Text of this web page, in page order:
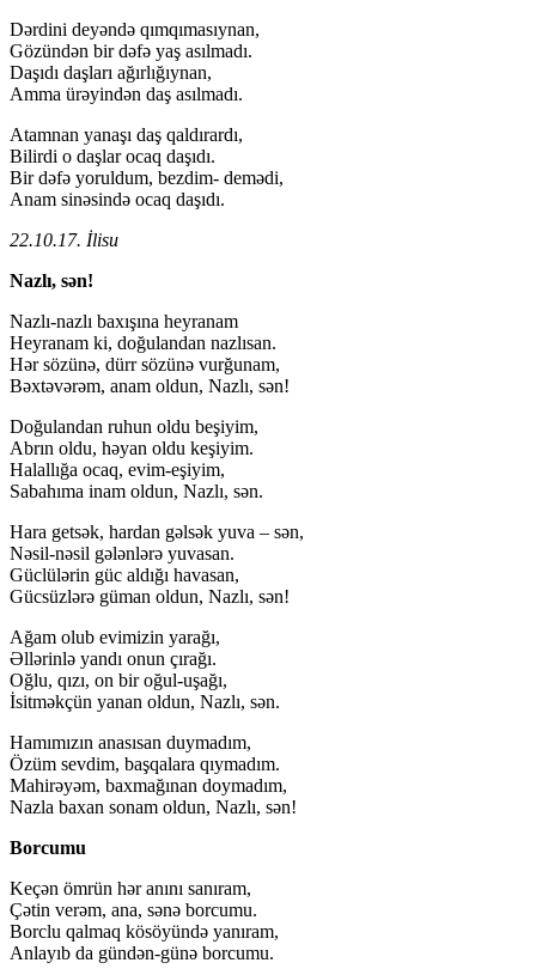
Dərdini deyəndə qımqımasıynan,
Gözündən bir dəfə yaş asılmadı.
Daşıdı daşları ağırlığıynan,
Amma ürəyindən daş asılmadı.
Atamnan yanaşı daş qaldırardı,
Bilirdi o daşlar ocaq daşıdı.
Bir dəfə yoruldum, bezdim- demədi,
Anam sinəsində ocaq daşıdı.
22.10.17. İlisu
Nazlı, sən!
Nazlı-nazlı baxışına heyranam
Heyranam ki, doğulandan nazlısan.
Hər sözünə, dürr sözünə vurğunam,
Bəxtəvərəm, anam oldun, Nazlı, sən!
Doğulandan ruhun oldu beşiyim,
Abrın oldu, həyan oldu keşiyim.
Halallığa ocaq, evim-eşiyim,
Sabahıma inam oldun, Nazlı, sən.
Hara getsək, hardan gəlsək yuva – sən,
Nəsil-nəsil gələnlərə yuvasan.
Güclülərin güc aldığı havasan,
Gücsüzlərə güman oldun, Nazlı, sən!
Ağam olub evimizin yarağı,
Əllərinlə yandı onun çırağı.
Oğlu, qızı, on bir oğul-uşağı,
İsitməkçün yanan oldun, Nazlı, sən.
Hamımızın anasısan duymadım,
Özüm sevdim, başqalara qıymadım.
Mahirəyəm, baxmağınan doymadım,
Nazla baxan sonam oldun, Nazlı, sən!
Borcumu
Keçən ömrün hər anını sanıram,
Çətin verəm, ana, sənə borcumu.
Borclu qalmaq kösöyündə yanıram,
Anlayıb da gündən-günə borcumu.